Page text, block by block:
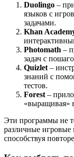
Duolingo –
языков с
задачами.
Khan
Photomath –
задач с
Quizlet –
знаний с
тестов.
Forest –
«выращивая»
Эти программы не
различные
способствуя